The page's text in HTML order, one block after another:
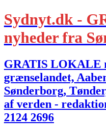
Sydnyt.dk -
nyheder fra
GRATIS LOKALE
grænselandet,
Sønderborg,
af verden -
2124 2696